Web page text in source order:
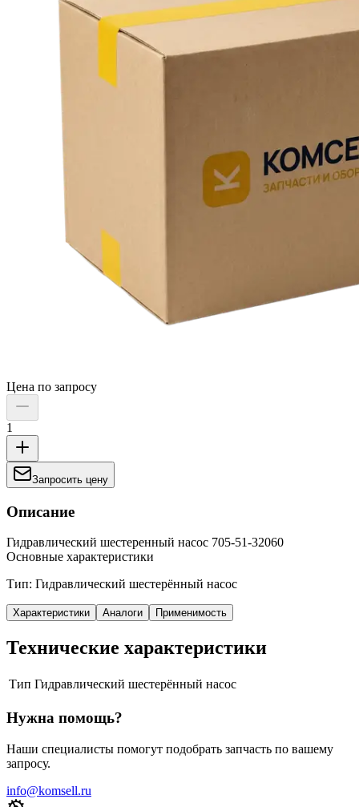
Цена по запросу
1
Запросить цену
Описание
Гидравлический шестеренный насос 705-51-32060
Основные характеристики
Тип: Гидравлический шестерённый насос
Характеристики Аналоги Применимость
Технические характеристики
Тип Гидравлический шестерённый насос
Нужна помощь?
Наши специалисты помогут подобрать запчасть по вашему
запросу.
info@komsell.ru